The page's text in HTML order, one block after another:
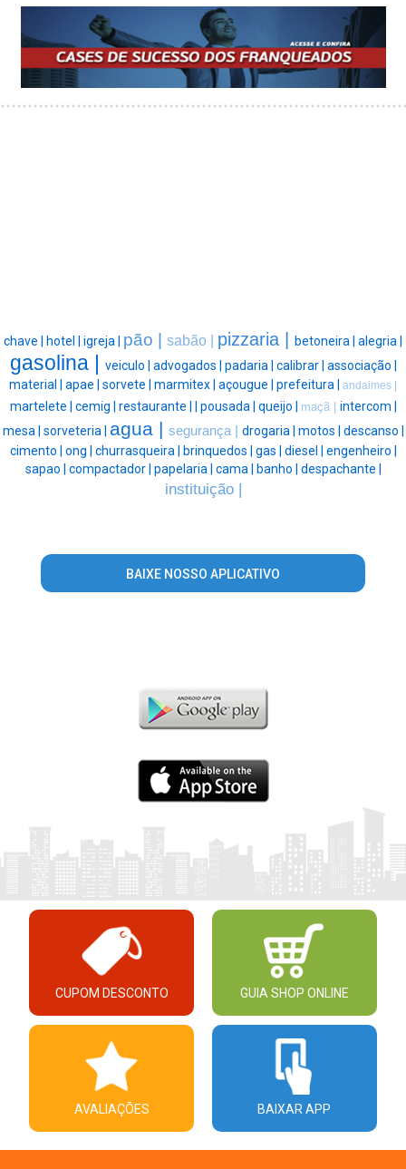
chave | hotel | igreja | pão | sabão | pizzaria | betoneira | alegria |
gasolina | veiculo | advogados | padaria | calibrar | associação |
material | apae | sorvete | marmitex | açougue | prefeitura | andaimes |
martelete | cemig | restaurante | pousada | queijo | maçã | intercom |
mesa | sorveteria | agua | segurança | drogaria | motos | descanso |
cimento | ong | churrasqueira | brinquedos | gas | diesel | engenheiro |
sapao | compactador | papelaria | cama | banho | despachante |
instituição |
BAIXE NOSSO APLICATIVO
CUPOM DESCONTO GUIA SHOP ONLINE
AVALIAÇÕES BAIXAR APP